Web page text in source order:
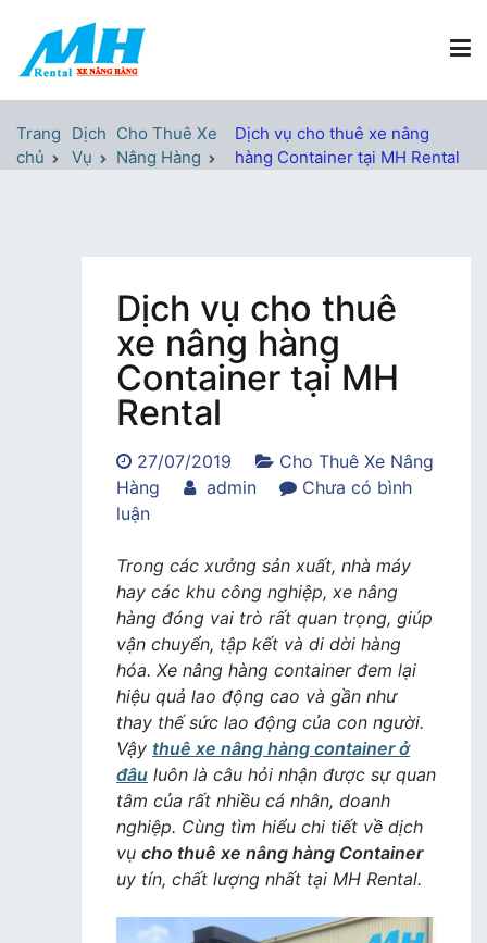
nội
Xe Nâng Hàng MH Rental
Trang
chủ
Dịch
Vụ
Cho Thuê Xe
Nâng Hàng
Dịch vụ cho thuê xe nâng
hàng Container tại MH Rental
Dịch vụ cho thuê
xe nâng hàng
Container tại MH
Rental
27/07/2019
Cho Thuê Xe Nâng
Hàng
admin
Chưa có bình
luậntrong
vụ
cho
thuê
xe
nâng
hàng
Container
tại
MH
Rental
Trong các xưởng sản xuất, nhà máy
hay các khu công nghiệp, xe nâng
hàng đóng vai trò rất quan trọng, giúp
vận chuyển, tập kết và di dời hàng
hóa. Xe nâng hàng container đem lại
hiệu quả lao động cao và gần như
thay thế sức lao động của con người.
Vậy thuê xe nâng hàng container ở
đâu luôn là câu hỏi nhận được sự quan
tâm của rất nhiều cá nhân, doanh
nghiệp. Cùng tìm hiểu chi tiết về dịch
vụ cho thuê xe nâng hàng Container
uy tín, chất lượng nhất tại MH Rental.